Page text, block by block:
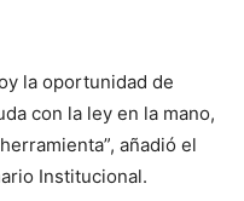
la oportunidad de
con la ley en la mano,
añadió el
Institucional.